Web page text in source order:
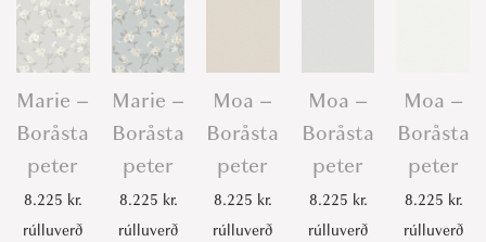
Marie –
Boråsta
peter
8.225 kr.
rúlluverð
Marie –
Boråsta
peter
8.225 kr.
rúlluverð
Moa –
Boråsta
peter
8.225 kr.
rúlluverð
Moa –
Boråsta
peter
8.225 kr.
rúlluverð
Moa –
Boråsta
peter
8.225 kr.
rúlluverð